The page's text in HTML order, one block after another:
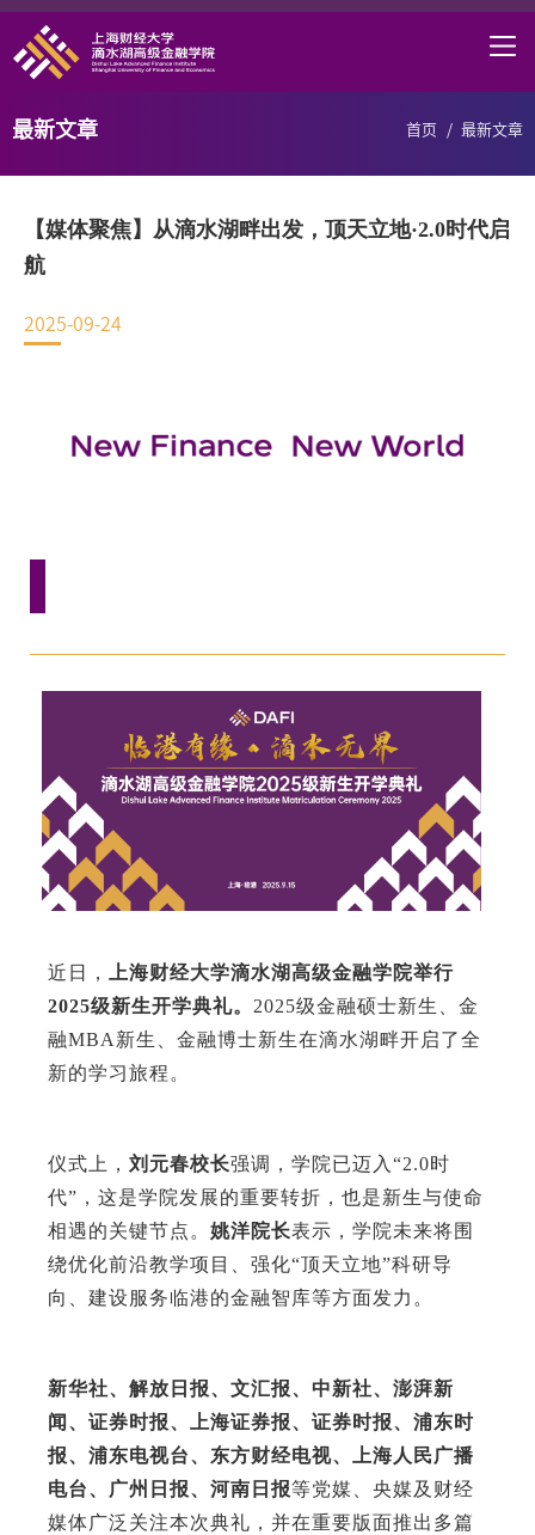
首页
学术研究
总机：021-38221153
dafi@sufe.edu.cn
首页 / 最新文章
最新文章
【媒体聚焦】从滴水湖畔出发，顶天立地·2.0时代启
航
2025-09-24
近日，
上海财经大学滴水湖高级金融学院举行
2025级新生开学典礼。 2025级金融硕士新生、金
融MBA新生、金融博士新生在滴水湖畔开启了全
新的学习旅程。
仪式上， 刘元春校长强调，学院已迈入“2.0时
代”，这是学院发展的重要转折，也是新生与使命
相遇的关键节点。 姚洋院长表示，学院未来将围
绕优化前沿教学项目、强化“顶天立地”科研导
向、建设服务临港的金融智库等方面发力。
新华社、解放日报、文汇报、中新社、澎湃新
闻、证券时报、上海证券报、证券时报、浦东时
报、浦东电视台、东方财经电视、上海人民广播
电台、广州日报、河南日报等党媒、央媒及财经
媒体广泛关注本次典礼，并在重要版面推出多篇